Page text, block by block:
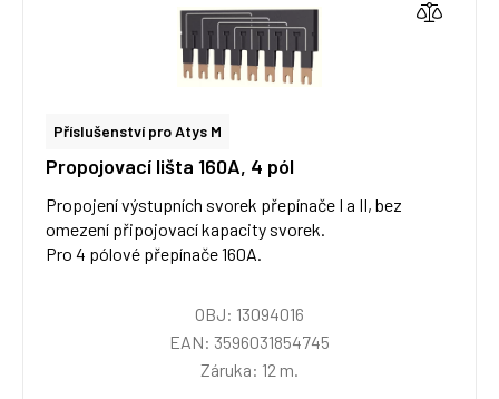
Příslušenství pro Atys M
Propojovací lišta 160A, 4 pól
Propojení výstupních svorek přepínače I a II, bez
omezení připojovací kapacity svorek.
Pro 4 pólové přepínače 160A.
OBJ: 13094016
EAN: 3596031854745
Záruka: 12 m.